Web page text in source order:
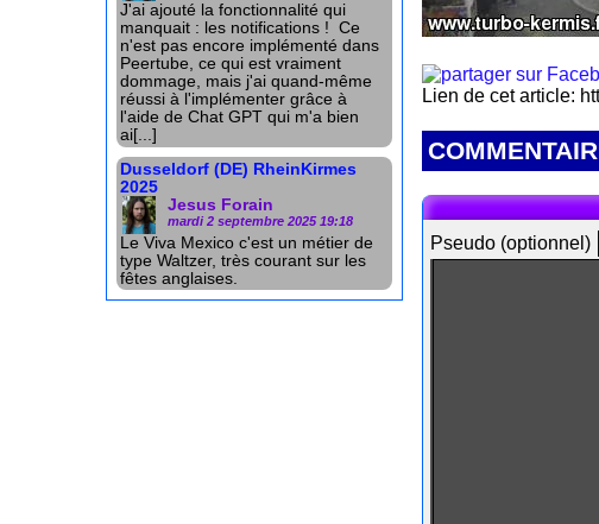
J'ai ajouté la fonctionnalité qui
manquait : les notifications ! Ce
n'est pas encore implémenté dans
Peertube, ce qui est vraiment
dommage, mais j'ai quand-même
réussi à l'implémenter grâce à
l'aide de Chat GPT qui m'a bien
ai[...]
Dusseldorf (DE) RheinKirmes
2025
Jesus Forain
mardi 2 septembre 2025 19:18
Le Viva Mexico c'est un métier de
type Waltzer, très courant sur les
fêtes anglaises.
Lien de cet article:
Pseudo (optionnel)